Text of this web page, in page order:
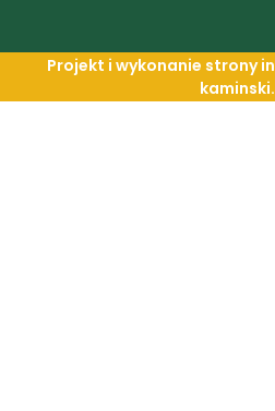
Projekt i wykonanie strony